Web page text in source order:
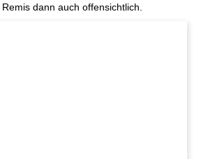
dann auch offensichtlich.